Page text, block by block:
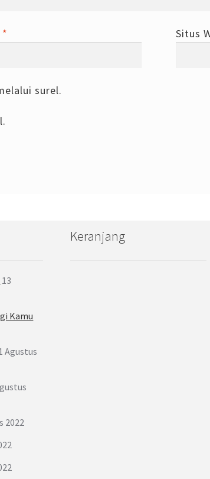
* Situs
surel.
13
Kamu
Agustus
2022
Keranjang